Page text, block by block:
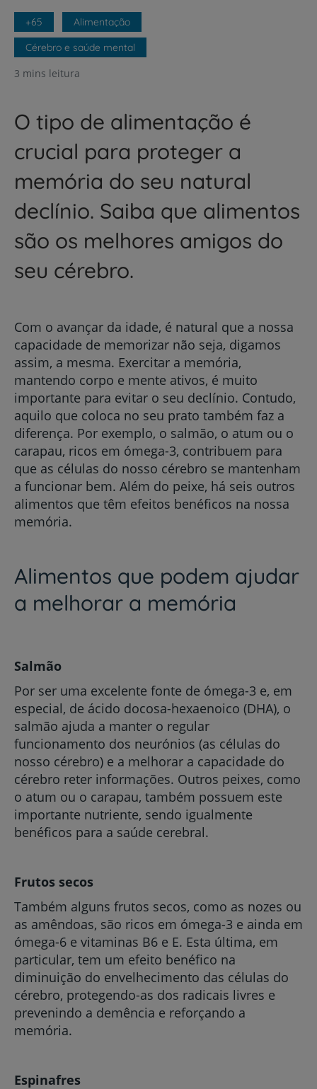
+65
Alimentação
Cérebro e saúde mental
3 mins leitura
O tipo de alimentação é
crucial para proteger a
memória do seu natural
declínio. Saiba que alimentos
são os melhores amigos do
seu cérebro.
Com o avançar da idade, é natural que a nossa
capacidade de memorizar não seja, digamos
assim, a mesma. Exercitar a memória,
mantendo corpo e mente ativos, é muito
importante para evitar o seu declínio. Contudo,
aquilo que coloca no seu prato também faz a
diferença. Por exemplo, o salmão, o atum ou o
carapau, ricos em ómega-3, contribuem para
que as células do nosso cérebro se mantenham
a funcionar bem. Além do peixe, há seis outros
alimentos que têm efeitos benéficos na nossa
memória.
Alimentos que podem ajudar
a melhorar a memória
Salmão
Por ser uma excelente fonte de ómega-3 e, em
especial, de ácido docosa-hexaenoico (DHA), o
salmão ajuda a manter o regular
funcionamento dos neurónios (as células do
nosso cérebro) e a melhorar a capacidade do
cérebro reter informações. Outros peixes, como
o atum ou o carapau, também possuem este
importante nutriente, sendo igualmente
benéficos para a saúde cerebral.
Frutos secos
Também alguns frutos secos, como as nozes ou
as amêndoas, são ricos em ómega-3 e ainda em
ómega-6 e vitaminas B6 e E. Esta última, em
particular, tem um efeito benéfico na
diminuição do envelhecimento das células do
cérebro, protegendo-as dos radicais livres e
prevenindo a demência e reforçando a
memória.
Espinafres